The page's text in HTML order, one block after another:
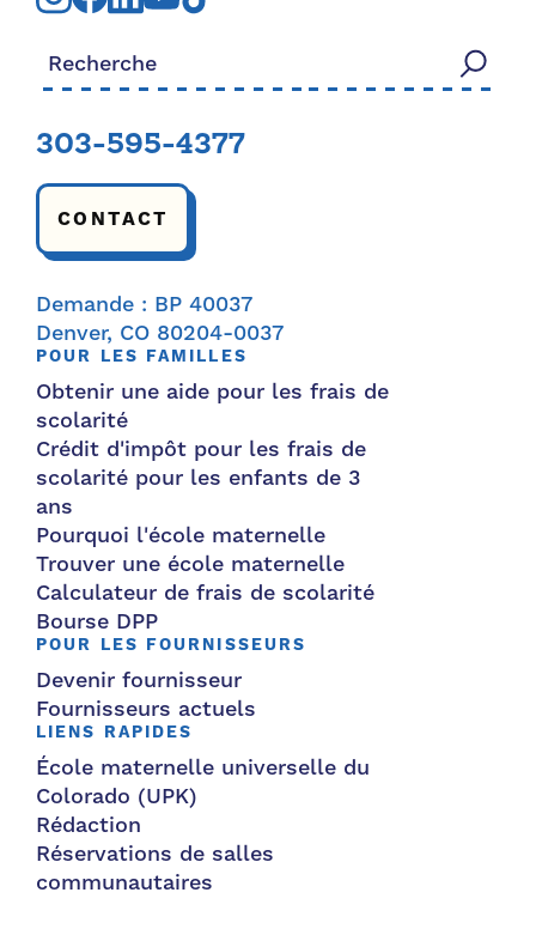
Rechercher:
303-595-4377
CONTACT
Demande : BP 40037
Denver, CO 80204-0037
POUR LES FAMILLES
Obtenir une aide pour les frais de
scolarité
Crédit d'impôt pour les frais de
scolarité pour les enfants de 3
ans
Pourquoi l'école maternelle
Trouver une école maternelle
Calculateur de frais de scolarité
Bourse DPP
POUR LES FOURNISSEURS
Devenir fournisseur
Fournisseurs actuels
LIENS RAPIDES
École maternelle universelle du
Colorado (UPK)
Rédaction
Réservations de salles
communautaires